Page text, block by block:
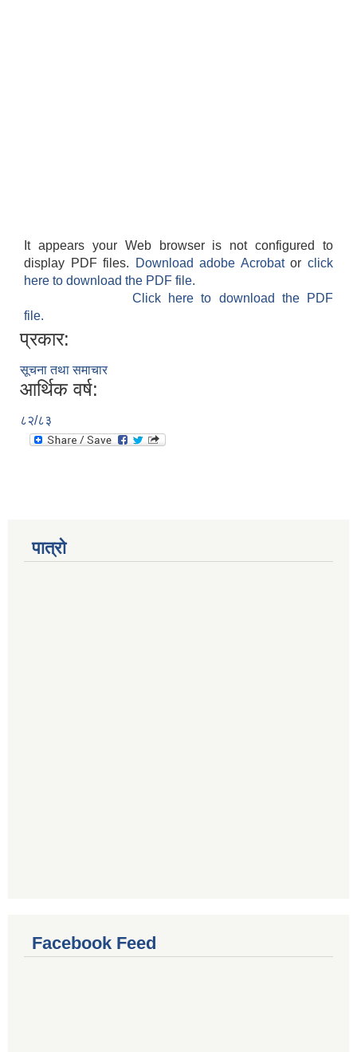
It appears your Web browser is not configured to
display PDF files.
Download adobe Acrobatorclick
here to download the PDF file.
Click here to download the PDF
file.
प्रकार:
सूचना तथा समाचार
आर्थिक वर्ष:
८२/८३
पात्रो
Facebook Feed